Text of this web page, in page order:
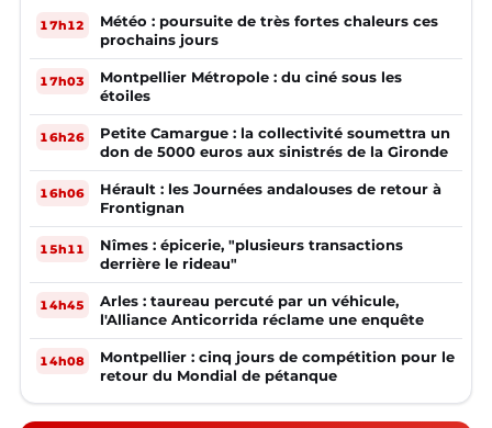
17h12
Météo : poursuite de très fortes chaleurs ces
prochains jours
17h03
Montpellier Métropole : du ciné sous les
étoiles
16h26
Petite Camargue : la collectivité soumettra un
don de 5000 euros aux sinistrés de la Gironde
16h06
Hérault : les Journées andalouses de retour à
Frontignan
15h11
Nîmes : épicerie, "plusieurs transactions
derrière le rideau"
14h45
Arles : taureau percuté par un véhicule,
l'Alliance Anticorrida réclame une enquête
14h08
Montpellier : cinq jours de compétition pour le
retour du Mondial de pétanque